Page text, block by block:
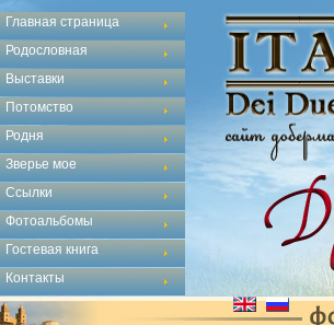
Главная страница
Родословная
Выставки
Потомство
Родня
Зверье мое
Ссылки
Фотоальбомы
Гостевая книга
Контакты